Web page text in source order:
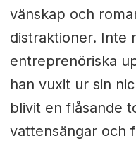
vänskap och
distraktioner. Inte
entreprenöriska
han vuxit ur sin
blivit en flåsande
vattensängar och